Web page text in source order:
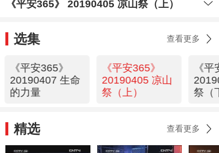
《平安365》 20190405 凉山祭（上）
选集 查看更多
《平安365》
20190407 生命
的力量
《平安365》
20190405 凉山
祭（上）
《
祭（
精选 查看更多